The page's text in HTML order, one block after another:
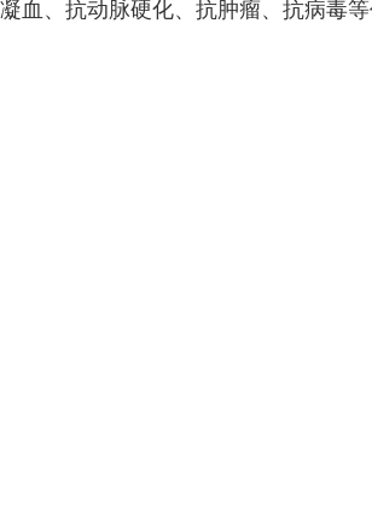
凝血、抗动脉硬化、抗肿瘤、抗病毒